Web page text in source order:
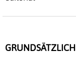
GRUNDSÄTZLICH